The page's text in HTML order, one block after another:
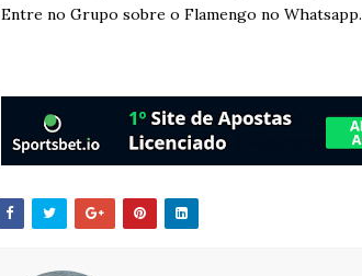
Entre no Grupo sobre o Flamengo no Whatsapp.